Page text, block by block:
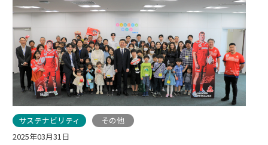
サステナビリティ
その他
2025年03月31日